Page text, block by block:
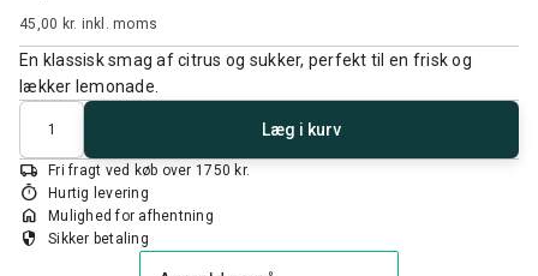
45,00 kr. inkl. moms
En klassisk smag af citrus og sukker, perfekt til en frisk og
lækker lemonade.
Antal
Læg i kurv
local_shipping Fri fragt ved køb over 1750 kr.
timer Hurtig levering
home Mulighed for afhentning
security Sikker betaling